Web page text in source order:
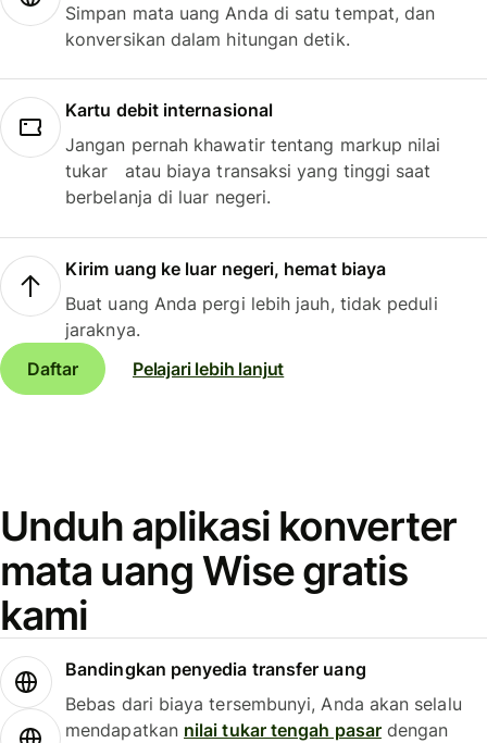
Simpan mata uang Anda di satu tempat, dan
konversikan dalam hitungan detik.
Kartu debit internasional
Jangan pernah khawatir tentang markup nilai
tukar atau biaya transaksi yang tinggi saat
berbelanja di luar negeri.
Kirim uang ke luar negeri, hemat biaya
Buat uang Anda pergi lebih jauh, tidak peduli
jaraknya.
Daftar
Pelajari lebih lanjut
Unduh aplikasi konverter
mata uang Wise gratis
kami
Bandingkan penyedia transfer uang
Bebas dari biaya tersembunyi, Anda akan selalu
mendapatkan nilai tukar tengah pasardengan